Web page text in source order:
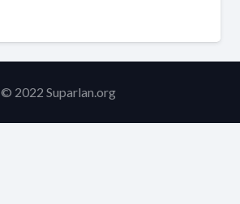
© 2022 Suparlan.org